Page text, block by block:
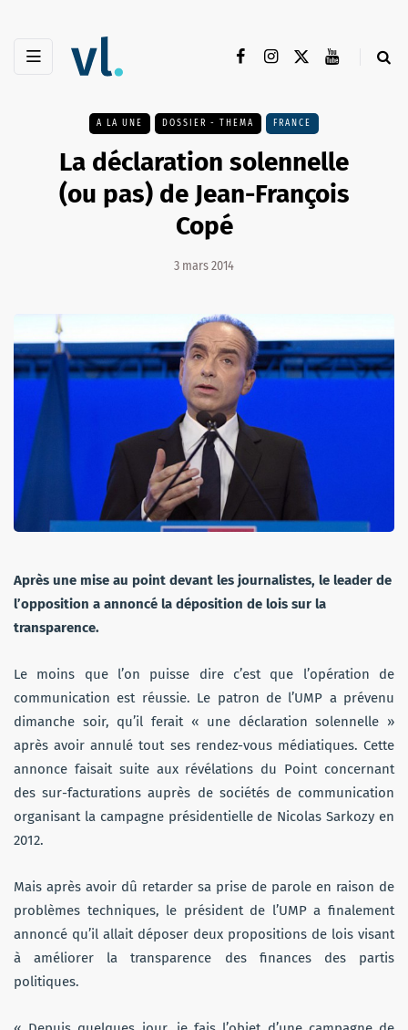
A LA UNE DOSSIER - THEMA FRANCE
La déclaration solennelle
(ou pas) de Jean-François
Copé
3 mars 2014
Après une mise au point devant les journalistes, le leader de
l’opposition a annoncé la déposition de lois sur la
transparence.
Le moins que l’on puisse dire c’est que l’opération de
communication est réussie. Le patron de l’UMP a prévenu
dimanche soir, qu’il ferait « une déclaration solennelle »
après avoir annulé tout ses rendez-vous médiatiques. Cette
annonce faisait suite aux révélations du Point concernant
des sur-facturations auprès de sociétés de communication
organisant la campagne présidentielle de Nicolas Sarkozy en
2012.
Mais après avoir dû retarder sa prise de parole en raison de
problèmes techniques, le président de l’UMP a finalement
annoncé qu’il allait déposer deux propositions de lois visant
à améliorer la transparence des finances des partis
politiques.